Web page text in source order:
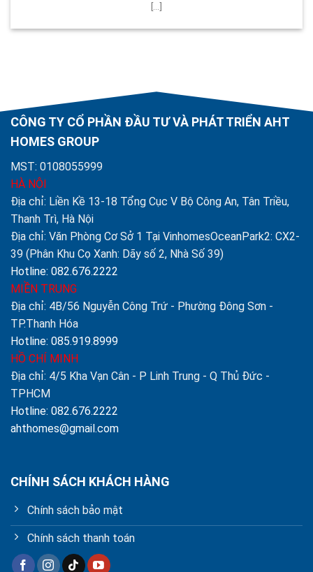
[...]
CÔNG TY CỔ PHẦN ĐẦU TƯ VÀ PHÁT TRIỂN AHT
HOMES GROUP
MST: 0108055999
HÀ NỘI
Địa chỉ: Liền Kề 13-18 Tổng Cục V Bộ Công An, Tân Triều,
Thanh Trì, Hà Nội
Địa chỉ: Văn Phòng Cơ Sở 1 Tại VinhomesOceanPark2: CX2-
39 (Phân Khu Cọ Xanh: Dãy số 2, Nhà Số 39)
Hotline: 082.676.2222
MIỀN TRUNG
Địa chỉ: 4B/56 Nguyễn Công Trứ - Phường Đông Sơn -
TP.Thanh Hóa
Hotline: 085.919.8999
HỒ CHÍ MINH
Địa chỉ: 4/5 Kha Vạn Cân - P Linh Trung - Q Thủ Đức -
TPHCM
Hotline: 082.676.2222
ahthomes@gmail.com
CHÍNH SÁCH KHÁCH HÀNG
Chính sách bảo mật
Chính sách thanh toán